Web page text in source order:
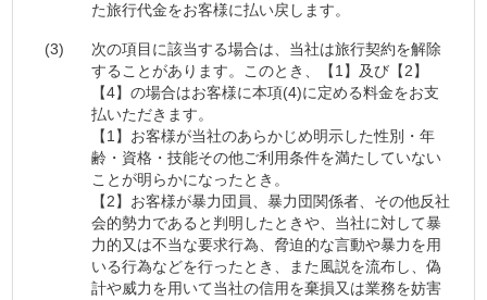
た旅行代金をお客様に払い戻します。
(3)
次の項目に該当する場合は、当社は旅行契約を解除
することがあります。このとき、【1】及び【2】
【4】の場合はお客様に本項(4)に定める料金をお支
払いただきます。
【1】お客様が当社のあらかじめ明示した性別・年
齢・資格・技能その他ご利用条件を満たしていない
ことが明らかになったとき。
【2】お客様が暴力団員、暴力団関係者、その他反社
会的勢力であると判明したときや、当社に対して暴
力的又は不当な要求行為、脅迫的な言動や暴力を用
いる行為などを行ったとき、また風説を流布し、偽
計や威力を用いて当社の信用を棄損又は業務を妨害